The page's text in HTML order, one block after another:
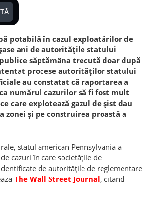
potabilă în cazul exploatărilor de
ani de autoritățile statului
săptămâna trecută doar după
procese autorităților statului
au constatat că raportarea a
numărul cazurilor să fi fost mult
care explotează gazul de șist dau
zonei și pe construirea proastă a
statul american Pennsylvania a
cazuri în care societățile de
de autoritățile de reglementare
The Wall Street Journal, citând